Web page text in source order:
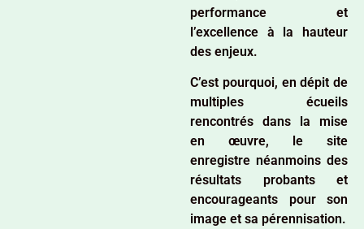
performance et
l’excellence à la hauteur
des enjeux.
C’est pourquoi, en dépit de
multiples écueils
rencontrés dans la mise
en œuvre, le site
enregistre néanmoins des
résultats probants et
encourageants pour son
image et sa pérennisation.